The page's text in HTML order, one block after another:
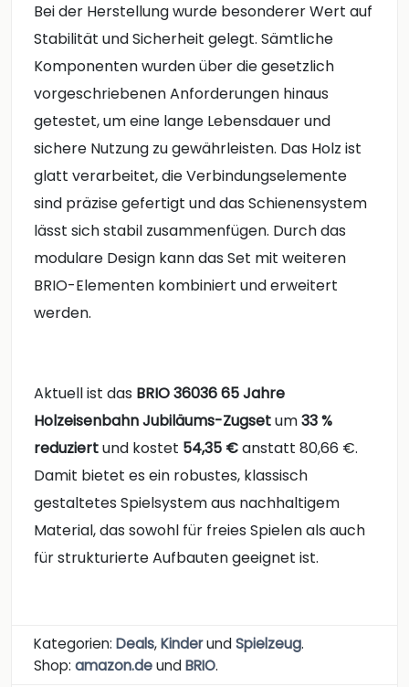
Bei der Herstellung wurde besonderer Wert auf
Stabilität und Sicherheit gelegt. Sämtliche
Komponenten wurden über die gesetzlich
vorgeschriebenen Anforderungen hinaus
getestet, um eine lange Lebensdauer und
sichere Nutzung zu gewährleisten. Das Holz ist
glatt verarbeitet, die Verbindungselemente
sind präzise gefertigt und das Schienensystem
lässt sich stabil zusammenfügen. Durch das
modulare Design kann das Set mit weiteren
BRIO-Elementen kombiniert und erweitert
werden.
Aktuell ist das BRIO 36036 65 Jahre
Holzeisenbahn Jubiläums-Zugsetum33 %
reduziertund kostet 54,35 €anstatt 80,66 €.
Damit bietet es ein robustes, klassisch
gestaltetes Spielsystem aus nachhaltigem
Material, das sowohl für freies Spielen als auch
für strukturierte Aufbauten geeignet ist.
Kategorien: Deals,KinderundSpielzeug.
Shop: amazon.deundBRIO.